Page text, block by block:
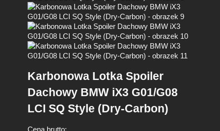
Karbonowa Lotka Spoiler
Dachowy BMW iX3 G01/G08
LCI SQ Style (Dry-Carbon)
Cena brutto: